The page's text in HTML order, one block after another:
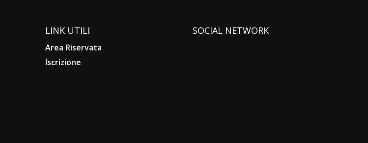
LINK UTILI
Area Riservata
Iscrizione
SOCIAL NETWORK